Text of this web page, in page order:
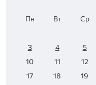
Пн Вт Ср
3
4 5
10
11 12
17
18 19